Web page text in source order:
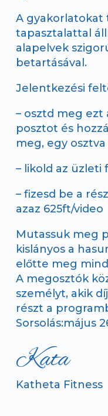
A gyakorlatokat
tapasztalattal
alapelvek
betartásával.
Jelentkezési
– osztd meg ezt
posztot és
meg, egy osztva
– likold az üzleti
– fizesd be a
azaz 625ft/video
Mutassuk meg
kislányos a
előtte meg
A megosztók
személyt, akik
részt a
Sorsolás:május
Kata
Katheta Fitness